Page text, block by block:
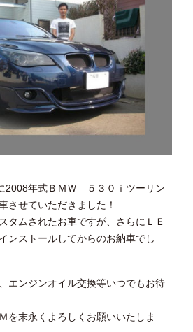
2008年式ＢＭＷ ５３０ｉツーリン
せていただきました！
タムされたお車ですが、さらにＬＥ
ンストールしてからのお納車でし
エンジンオイル交換等いつでもお待
を末永くよろしくお願いいたしま